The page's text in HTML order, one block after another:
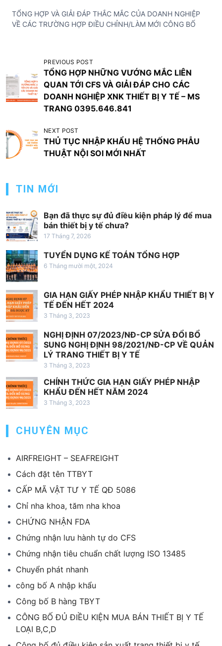
TỔNG HỢP VÀ GIẢI ĐÁP THẮC MẮC CỦA DOANH NGHIỆP
VỀ CÁC TRƯỜNG HỢP ĐIỀU CHỈNH/LÀM MỚI CÔNG BỐ
i
ề
ư
ớ
g
b
à
i
v
i
ế
t
PREVIOUS POST
TỔNG HỢP NHỮNG VƯỚNG MẮC LIÊN
QUAN TỚI CFS VÀ GIẢI ĐÁP CHO CÁC
DOANH NGHIỆP XNK THIẾT BỊ Y TẾ – MS
TRANG 0395.646.841
NEXT POST
THỦ TỤC NHẬP KHẨU HỆ THỐNG PHẪU
THUẬT NỘI SOI MỚI NHẤT
TIN MỚI
Bạn đã thực sự đủ điều kiện pháp lý để mua
bán thiết bị y tế chưa?
17 Tháng 7, 2026
TUYỂN DỤNG KẾ TOÁN TỔNG HỢP
6 Tháng mười một, 2024
GIA HẠN GIẤY PHÉP NHẬP KHẨU THIẾT BỊ Y
TẾ ĐẾN HẾT 2024
3 Tháng 3, 2023
NGHỊ ĐỊNH 07/2023/NĐ-CP SỬA ĐỔI BỔ
SUNG NGHỊ ĐỊNH 98/2021/NĐ-CP VỀ QUẢN
LÝ TRANG THIẾT BỊ Y TẾ
3 Tháng 3, 2023
CHÍNH THỨC GIA HẠN GIẤY PHÉP NHẬP
KHẨU ĐẾN HẾT NĂM 2024
3 Tháng 3, 2023
CHUYÊN MỤC
AIRFREIGHT – SEAFREIGHT
Cách đặt tên TTBYT
CẤP MÃ VẬT TƯ Y TẾ QĐ 5086
Chỉ nha khoa, tăm nha khoa
CHỨNG NHẬN FDA
Chứng nhận lưu hành tự do CFS
Chứng nhận tiêu chuẩn chất lượng ISO 13485
Chuyển phát nhanh
công bố A nhập khẩu
Công bố B hàng TBYT
CÔNG BỐ ĐỦ ĐIỀU KIỆN MUA BÁN THIẾT BỊ Y TẾ
LOẠI B,C,D